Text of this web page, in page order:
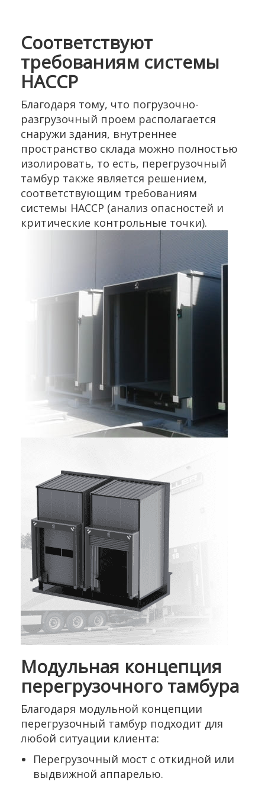
Соответствуют
требованиям системы
HACCP
Благодаря тому, что погрузочно-
разгрузочный проем располагается
снаружи здания, внутреннее
пространство склада можно полностью
изолировать, то есть, перегрузочный
тамбур также является решением,
соответствующим требованиям
системы HACCP (анализ опасностей и
критические контрольные точки).
Модульная концепция
перегрузочного тамбура
Благодаря модульной концепции
перегрузочный тамбур подходит для
любой ситуации клиента:
Перегрузочный мост с откидной или
выдвижной аппарелью.